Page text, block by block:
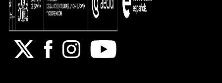
X FacebookInstagramYoutube